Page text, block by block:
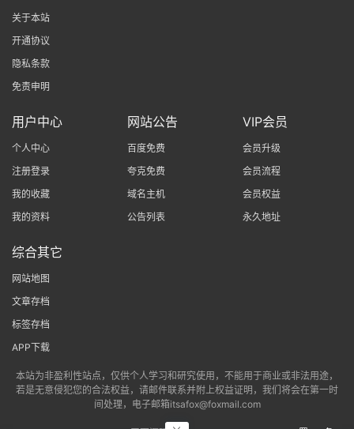
关于本站
开通协议
隐私条款
免责申明
用户中心
个人中心
注册登录
我的收藏
我的资料
网站公告
百度免费
夸克免费
域名主机
公告列表
VIP会员
会员升级
会员流程
会员权益
永久地址
综合其它
网站地图
文章存档
标签存档
APP下载
本站为非盈利性站点，仅供个人学习和研究使用，不能用于商业或非法用途，
若是无意侵犯您的合法权益，请邮件联系并附上权益证明，我们将会在第一时
间处理，电子邮箱itsafox@foxmail.com